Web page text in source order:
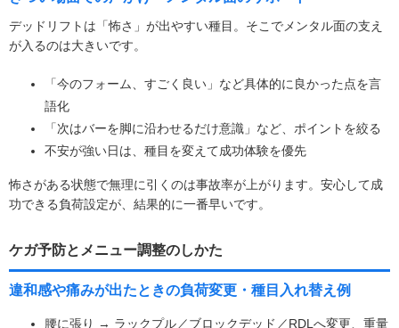
デッドリフトは「怖さ」が出やすい種目。そこでメンタル面の支え
が入るのは大きいです。
「今のフォーム、すごく良い」など具体的に良かった点を言
語化
「次はバーを脚に沿わせるだけ意識」など、ポイントを絞る
不安が強い日は、種目を変えて成功体験を優先
怖さがある状態で無理に引くのは事故率が上がります。安心して成
功できる負荷設定が、結果的に一番早いです。
ケガ予防とメニュー調整のしかた
違和感や痛みが出たときの負荷変更・種目入れ替え例
腰に張り → ラックプル／ブロックデッド／RDLへ変更、重量